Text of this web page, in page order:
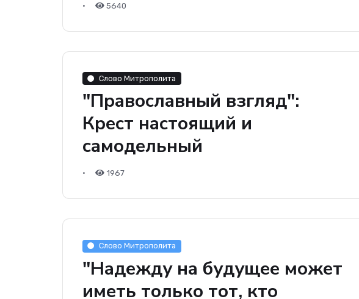
• 5640
Слово Митрополита
"Православный взгляд":
Крест настоящий и
самодельный
• 1967
Слово Митрополита
"Надежду на будущее может
иметь только тот, кто